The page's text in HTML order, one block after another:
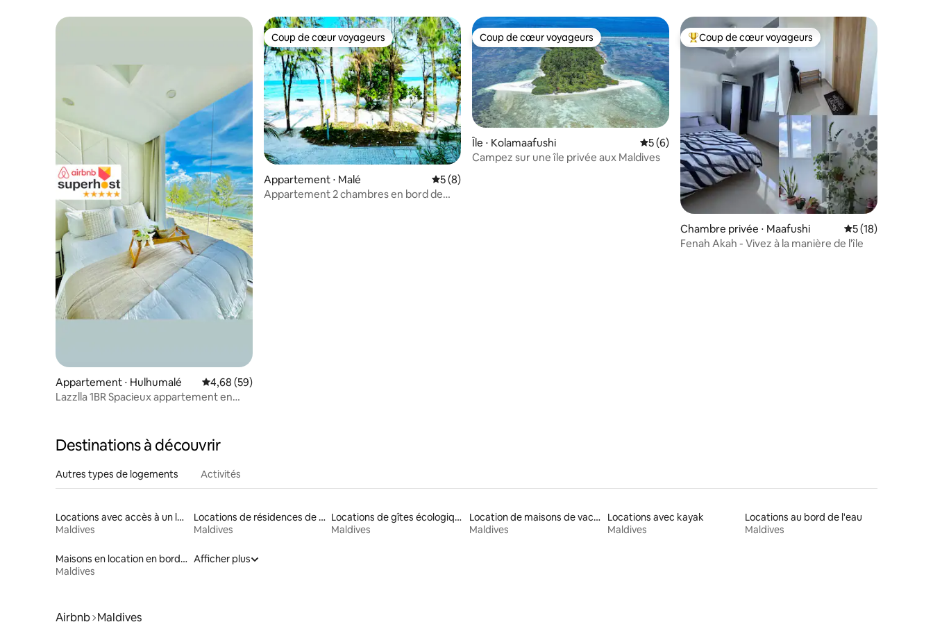
| Plage à 5 min
Appartement ⋅ Hulhumalé Évaluation moyenne sur la base de 59 commentaires : 4,68 sur 5
4,68 (59)
Lazzlla 1BR Spacieux appartement en
Coup de cœur voyageurs
Coup de cœur voyageurs
Appartement ⋅ Malé Évaluation moyenne sur la base de 8 commentaires : 5 sur 5
5 (8)
Appartement 2 chambres en bord de
Coup de cœur voyageurs
Coup de cœur voyageurs
Île ⋅ Kolamaafushi Évaluation moyenne sur la base de 6 commentaires : 5 sur 5
5 (6)
Campez sur une île privée aux Maldives
Coups de cœur voyageurs les plus appréciés
Coup de cœur voyageurs
Chambre privée ⋅ Maafushi Évaluation
5 (18)
Fenah Akah - Vivez à la manière de l'île
Destinations à découvrir
Autres types de logements Activités
Locations avec accès à un lac
Maldives
Locations de résidences de tourisme
Maldives
Locations de gîtes écologiques
Maldives
Location de maisons de vacances
Maldives
Locations avec kayak
Maldives
Locations au bord de l'eau
Maldives
Maisons en location en bord de mer
Maldives
Afficher plus
Airbnb Maldives